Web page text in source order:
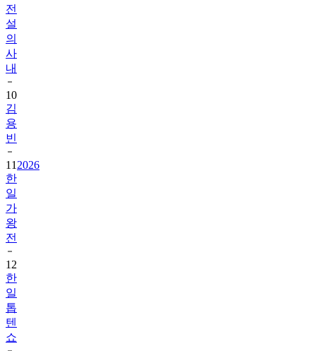
전
설
의
사
내
10
김
용
빈
11 2026
한
일
가
왕
전
12
한
일
톱
텐
쇼